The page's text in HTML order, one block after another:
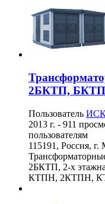
2БКТП,
Пользователь
2013 г. - 911
пользователям
115191, Россия,
2БКТП, 2-х
КТПН, 2КТПН,